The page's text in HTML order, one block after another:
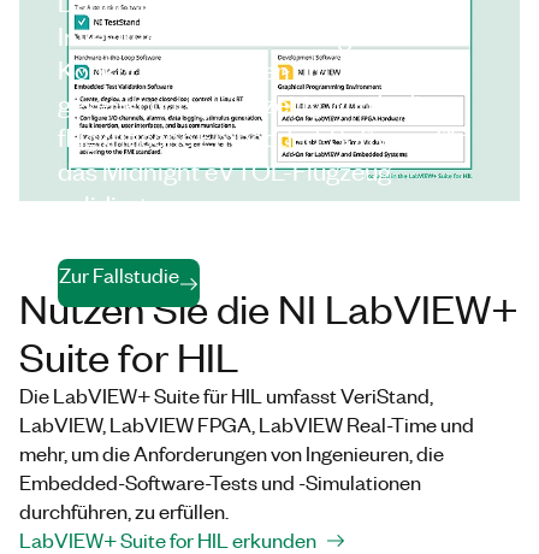
Investitionskosten im Vergleich zu
Konkurrenzlösungen um 30 Prozent
gesenkt und gleichzeitig wurde die
flugkritische Embedded-Software für
das Midnight eVTOL-Flugzeug
validiert.
Zur Fallstudie
Nutzen Sie die NI LabVIEW+
Suite for HIL
Die LabVIEW+ Suite für HIL umfasst VeriStand,
LabVIEW, LabVIEW FPGA, LabVIEW Real-Time und
mehr, um die Anforderungen von Ingenieuren, die
Embedded-Software-Tests und -Simulationen
durchführen, zu erfüllen.
LabVIEW+ Suite for HIL erkunden